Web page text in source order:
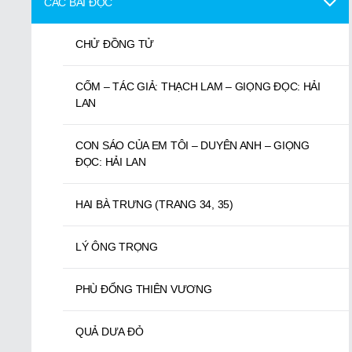
BÀI SỐ 2, NGƯỜI HỌC TRÒ TỐT
BÀI SỐ 3, THỜ MẸ KÍNH CHA
BÀI SỐ 4, ĐI PHẢI THƯA
BÀI SỐ 5, ĂN UỐNG CÓ LỄ PHÉP
BÀI SỐ 6, PHẢI CHÀO KHÁCH ĐẾN NHÀ
BÀI SỐ 7, TỐI Ở NHÀ
BÀI SỐ 9, CHÁU PHẢI KÍNH MẾN ÔNG BÀ
CHỬ ĐỒNG TỬ
CỐM – TÁC GIẢ: THẠCH LAM – GIỌNG ĐỌC: HẢI
LAN
CON SÁO CỦA EM TÔI – DUYÊN ANH – GIỌNG
ĐỌC: HẢI LAN
HAI BÀ TRƯNG (TRANG 34, 35)
LÝ ÔNG TRỌNG
PHÙ ĐỔNG THIÊN VƯƠNG
QUẢ DƯA ĐỎ